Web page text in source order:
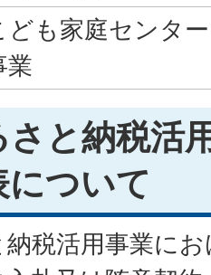
ども家庭センタ
業
と納税活
ついて
税活用事業に